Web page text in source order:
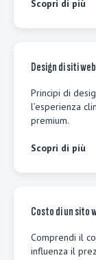
Scopri di più
Design di siti
Principi di
l’esperienza
premium.
Scopri di più
Costo di un sito
Comprendi il
influenza il